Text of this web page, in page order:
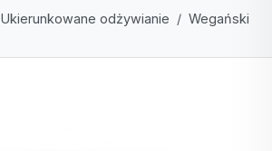
Ukierunkowane odżywianie Wegański